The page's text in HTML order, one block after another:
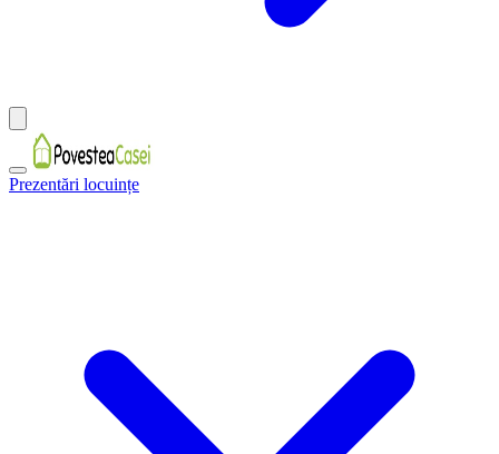
Prezentări locuințe